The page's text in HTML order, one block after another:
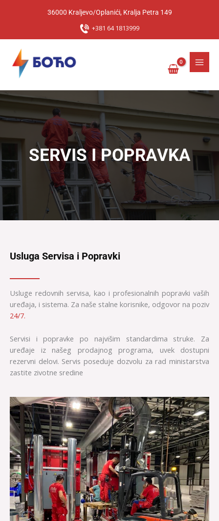
36000 Kraljevo/Oplanići, Kralja Petra 149
+381 64 1813999
SERVIS I POPRAVKA
Usluga Servisa i Popravki
Usluge redovnih servisa, kao i profesionalnih popravki vaših
uređaja, i sistema. Za naše stalne korisnike, odgovor na poziv
24/7.
Servisi i popravke po najvišim standardima struke. Za
uređaje iz našeg prodajnog programa, uvek dostupni
rezervni delovi. Servis poseduje dozvolu za rad ministarstva
zastite zivotne sredine